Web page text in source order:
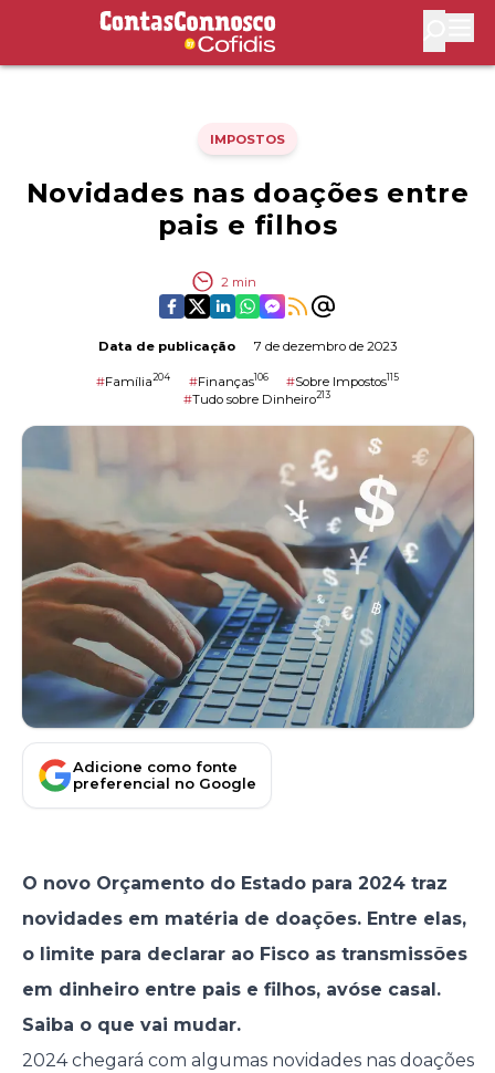
Contas Connosco by Cofidis
IMPOSTOS
Novidades nas doações entre
pais e filhos
2 min
Data de publicação 7 de dezembro de 2023
#Família204 #Finanças106 #Sobre Impostos115
#Tudo sobre Dinheiro213
Adicione como fonte
preferencial no Google
O novo Orçamento do Estado para 2024 traz
novidades em matéria de doações. Entre elas,
o limite para declarar ao Fisco as transmissões
em dinheiro entre pais e filhos, avóse casal.
Saiba o que vai mudar.
2024 chegará com algumas novidades nas doações